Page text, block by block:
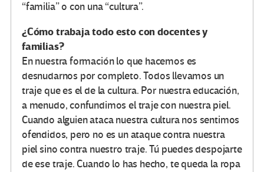
“familia” o con una “cultura”.
¿Cómo trabaja todo esto con docentes y
familias?
En nuestra formación lo que hacemos es
desnudarnos por completo. Todos llevamos un
traje que es el de la cultura. Por nuestra educación,
a menudo, confundimos el traje con nuestra piel.
Cuando alguien ataca nuestra cultura nos sentimos
ofendidos, pero no es un ataque contra nuestra
piel sino contra nuestro traje. Tú puedes despojarte
de ese traje. Cuando lo has hecho, te queda la ropa